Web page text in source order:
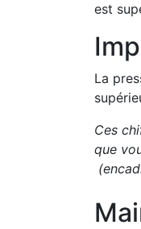
est
La
Ces
que